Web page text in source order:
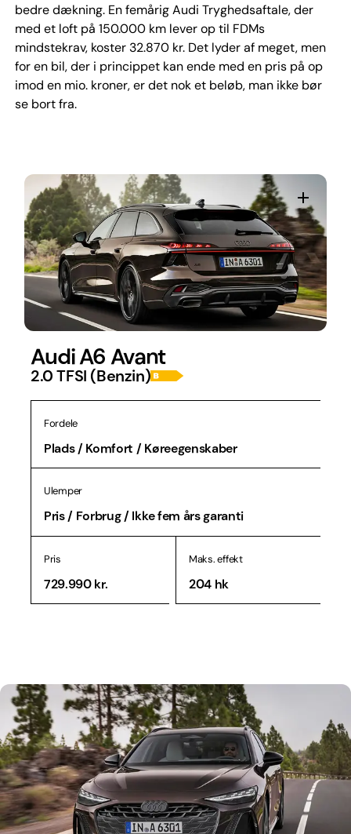
bedre dækning. En femårig Audi Tryghedsaftale, der
med et loft på 150.000 km lever op til FDMs
mindstekrav, koster 32.870 kr. Det lyder af meget, men
for en bil, der i princippet kan ende med en pris på op
imod en mio. kroner, er det nok et beløb, man ikke bør
se bort fra.
Audi A6 Avant
2.0 TFSI (Benzin)
Fordele
Plads / Komfort / Køreegenskaber
Ulemper
Pris / Forbrug / Ikke fem års garanti
Pris
729.990 kr.
Maks. effekt
204 hk